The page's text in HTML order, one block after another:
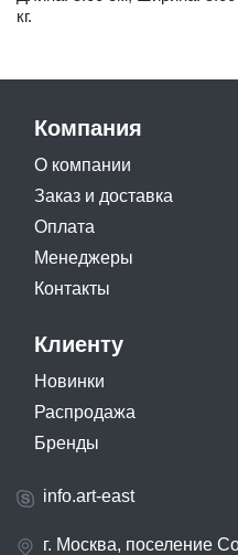
кг.
Компания
О компании
Заказ и доставка
Оплата
Менеджеры
Контакты
Клиенту
Новинки
Распродажа
Бренды
info.art-east
г. Москва, поселение